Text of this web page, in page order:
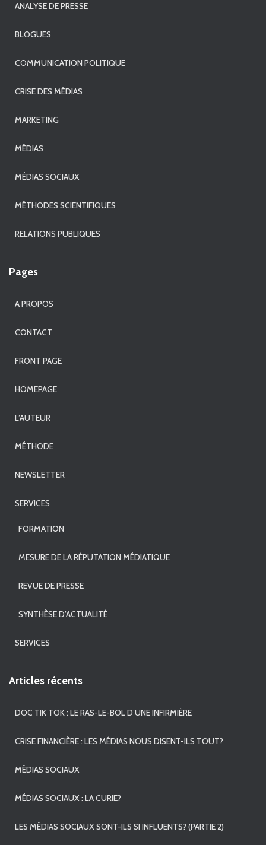
ANALYSE DE PRESSE
BLOGUES
COMMUNICATION POLITIQUE
CRISE DES MÉDIAS
MARKETING
MÉDIAS
MÉDIAS SOCIAUX
MÉTHODES SCIENTIFIQUES
RELATIONS PUBLIQUES
Pages
A PROPOS
CONTACT
FRONT PAGE
HOMEPAGE
L’AUTEUR
MÉTHODE
NEWSLETTER
SERVICES
FORMATION
MESURE DE LA RÉPUTATION MÉDIATIQUE
REVUE DE PRESSE
SYNTHÈSE D’ACTUALITÉ
SERVICES
Articles récents
DOC TIK TOK : LE RAS-LE-BOL D’UNE INFIRMIÈRE
CRISE FINANCIÈRE : LES MÉDIAS NOUS DISENT-ILS TOUT?
MÉDIAS SOCIAUX
MÉDIAS SOCIAUX : LA CURIE?
LES MÉDIAS SOCIAUX SONT-ILS SI INFLUENTS? (PARTIE 2)